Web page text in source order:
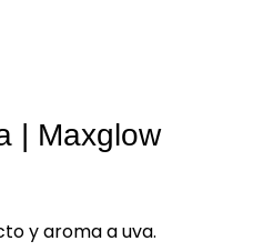
| Maxglow
y aroma a uva.